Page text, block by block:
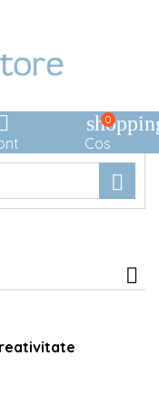
Cos
0

floristicii, unde